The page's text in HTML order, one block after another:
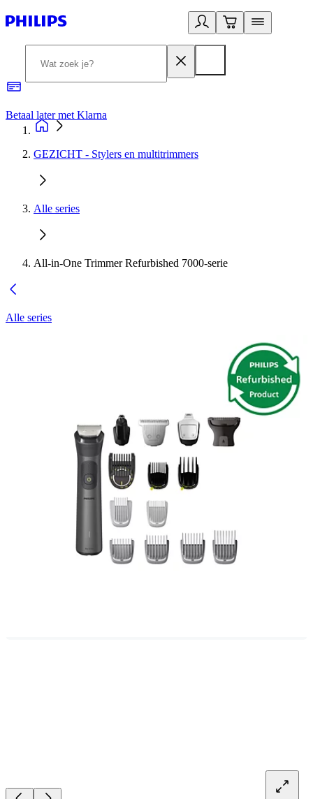
Betaal later met Klarna
GEZICHT - Stylers en multitrimmers
Alle series
All-in-One Trimmer Refurbished 7000-serie
Alle series